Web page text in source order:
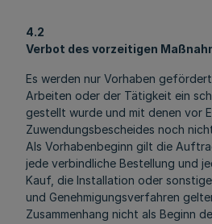
4.2
Verbot des vorzeitigen
Es werden nur Vorhaben
Arbeiten oder der Tätigkeit ein
gestellt wurde und mit denen vor
Zuwendungsbescheides noch
Als Vorhabenbeginn gilt die
jede verbindliche Bestellung und
Kauf, die Installation oder
und Genehmigungsverfahren
Zusammenhang nicht als Beginn